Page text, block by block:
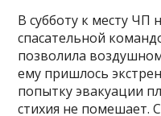
В субботу к месту ЧП
спасательной
позволила
ему пришлось
попытку эвакуации
стихия не помешает.